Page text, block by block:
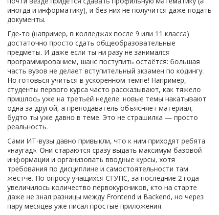
иногда и информатику), и без них не получится даже подать
документы.
Где-то (например, в колледжах после 9 или 11 класса)
достаточно просто сдать общеобразовательные
предметы. И даже если ты ни разу не занимался
программированием, шанс поступить остаётся: большая
часть вузов не делает вступительный экзамен по кодингу.
Но готовься учиться в ускоренном темпе! Например,
студенты первого курса часто рассказывают, как тяжело
пришлось уже на третьей неделе: новые темы накатывают
одна за другой, а преподаватель объясняет материал,
будто ты уже давно в теме. Это не страшилка — просто
реальность.
Сами ИТ-вузы давно привыкли, что к ним приходят ребята
«наугад». Они стараются сразу выдать максимум базовой
информации и организовать вводные курсы, хотя
требования по дисциплине и самостоятельности там
жёстче. По опросу учащихся СГУПС, за последние 2 года
увеличилось количество первокурсников, кто на старте
даже не знал разницы между Frontend и Backend, но через
пару месяцев уже писал простые приложения.